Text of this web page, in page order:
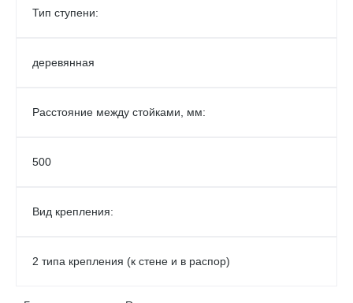
Тип ступени:
деревянная
Расстояние между стойками, мм:
500
Вид крепления:
2 типа крепления (к стене и в распор)